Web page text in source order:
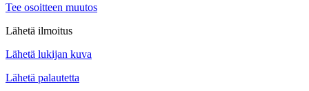
Tee osoitteen muutos
Lähetä ilmoitus
Lähetä lukijan kuva
Lähetä palautetta